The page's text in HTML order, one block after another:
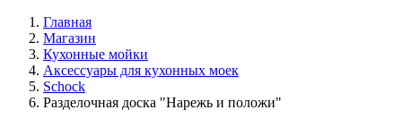
Главная
Магазин
Кухонные мойки
Аксессуары для кухонных моек
Schock
Разделочная доска "Нарежь и положи"